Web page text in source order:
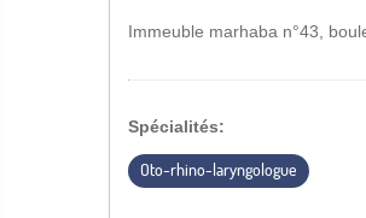
Immeuble marhaba n°43,
Spécialités:
Oto-rhino-laryngologue